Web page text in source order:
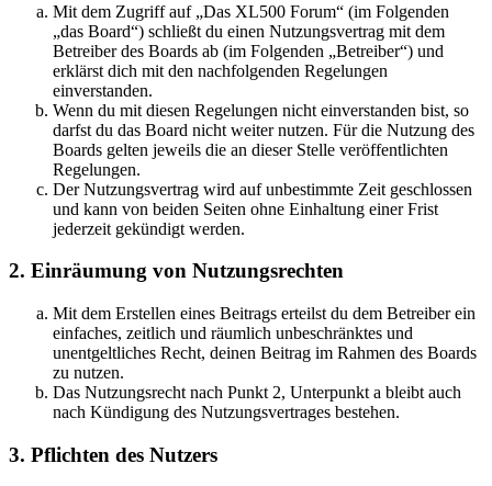
Mit dem Zugriff auf „Das XL500 Forum“ (im Folgenden
„das Board“) schließt du einen Nutzungsvertrag mit dem
Betreiber des Boards ab (im Folgenden „Betreiber“) und
erklärst dich mit den nachfolgenden Regelungen
einverstanden.
Wenn du mit diesen Regelungen nicht einverstanden bist, so
darfst du das Board nicht weiter nutzen. Für die Nutzung des
Boards gelten jeweils die an dieser Stelle veröffentlichten
Regelungen.
Der Nutzungsvertrag wird auf unbestimmte Zeit geschlossen
und kann von beiden Seiten ohne Einhaltung einer Frist
jederzeit gekündigt werden.
2. Einräumung von Nutzungsrechten
Mit dem Erstellen eines Beitrags erteilst du dem Betreiber ein
einfaches, zeitlich und räumlich unbeschränktes und
unentgeltliches Recht, deinen Beitrag im Rahmen des Boards
zu nutzen.
Das Nutzungsrecht nach Punkt 2, Unterpunkt a bleibt auch
nach Kündigung des Nutzungsvertrages bestehen.
3. Pflichten des Nutzers